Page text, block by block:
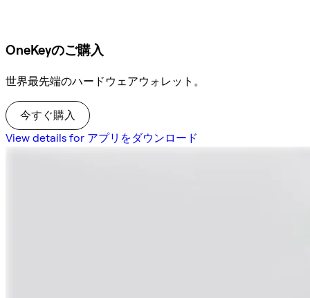
OneKeyのご購入
世界最先端のハードウェアウォレット。
今すぐ購入
View details for アプリをダウンロード